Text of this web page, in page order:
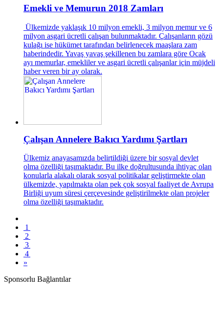
Emekli ve Memurun 2018 Zamları
Ülkemizde yaklaşık 10 milyon emekli, 3 milyon memur ve 6
milyon asgari ücretli çalışan bulunmaktadır. Çalışanların gözü
kulağı ise hükümet tarafından belirlenecek maaşlara zam
haberindedir. Yavaş yavaş şekillenen bu zamlara göre Ocak
ayı memurlar, emekliler ve asgari ücretli çalışanlar için müjdeli
haber veren bir ay olarak.
Çalışan Annelere Bakıcı Yardımı Şartları
Ülkemiz anayasamızda belirtildiği üzere bir sosyal devlet
olma özelliği taşımaktadır. Bu ilke doğrultusunda ihtiyaç olan
konularla alakalı olarak sosyal politikalar geliştirmekte olan
ülkemizde, yapılmakta olan pek çok sosyal faaliyet de Avrupa
Birliği uyum süresi çerçevesinde geliştirilmekte olan projeler
olma özelliği taşımaktadır.
1
2
3
4
»
Sponsorlu Bağlantılar